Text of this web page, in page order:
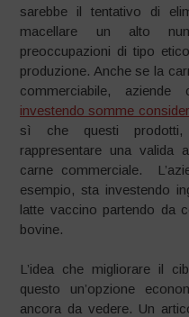
sarebbe il tentativo di
macellare un alto
preoccupazioni di tipo
produzione. Anche se la
commerciabile,
investendo somme
sì che questi
rappresentare una valida
carne commerciale.
esempio, sta investendo
latte vaccino partendo da
bovine.
L’idea che migliorare il
questo un’opzione
ancora da vedere. Un